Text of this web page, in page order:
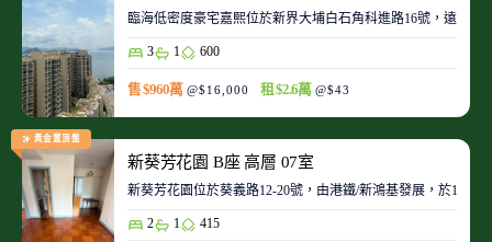
臨海低密度豪宅嘉熙位於新界大埔白石角科進路16號，遠離
3 1 600
售 $960萬 @$16,000 租 $2.6萬 @$43
黃金置頂盤
新葵芳花園 B座 高層 07室
新葵芳花園位於葵義路12-20號，由港鐵/新鴻基發展，於
2 1 415